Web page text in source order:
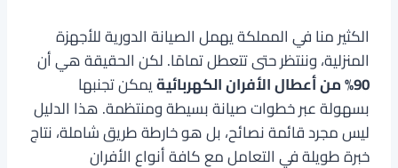
الكثير منا في المملكة يهمل الصيانة الدورية للأجهزة
المنزلية، وننتظر حتى تتعطل تمامًا. لكن الحقيقة هي أن
90% من أعطال الأفران الكهربائية
يمكن تجنبها
بسهولة عبر خطوات صيانة بسيطة ومنتظمة. هذا الدليل
ليس مجرد قائمة نصائح، بل هو خارطة طريق شاملة، نتاج
خبرة طويلة في التعامل مع كافة أنواع الأفران